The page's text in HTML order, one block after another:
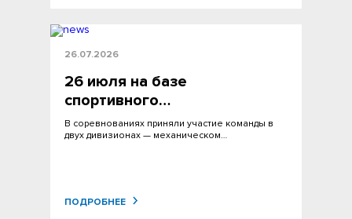
26.07.2026
26 июля на базе
спортивного…
В соревнованиях приняли участие команды в
двух дивизионах — механическом…
ПОДРОБНЕЕ